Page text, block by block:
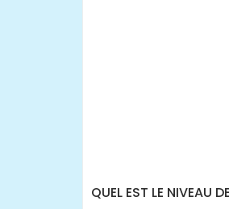
QUEL EST LE NIVEAU